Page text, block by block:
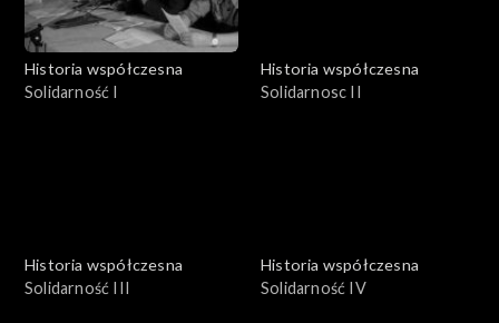
Historia współczesna
Solidarność I
Historia współczesna
Solidarnosc II
Historia współczesna
Solidarność III
Historia współczesna
Solidarność IV